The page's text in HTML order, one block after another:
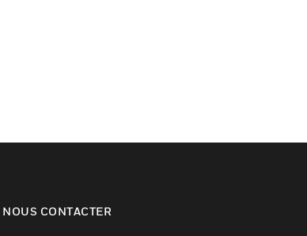
NOUS CONTACTER